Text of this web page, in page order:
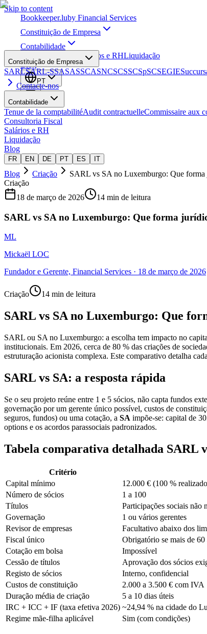
Skip to content
Bookkeeper.luby Financial Services
Constituição de Empresa
Contabilidade
Salários e RHLiquidação
Blog
PT
Constituição de Empresa
SARLSARL-SSASASSCASNCSCSSCSpSCSEGIE
Contacte-nos
Contabilidade
Tenue de la comptabilitéAudit contractuelleCommissaire aux
Consultoria Fiscal
Salários e RH
Liquidação
Blog
FR EN DE PT ES IT
Blog Criação
SARL vs SA no Luxemburgo: Que forma
Criação
18 de março de 2026
14 min de leitura
SARL vs SA no Luxemburgo: Que forma
ML
Mickaël LOC
Fundador e Gerente, Financial Services · 18 de março de 2026
Criação 14 min de leitura
SARL vs SA no Luxemburgo: Que
SARL ou SA no Luxemburgo: a escolha tem impacto no
institucionais. Em 2026, cerca de 80 % das criações de
estruturação acionista complexa. Este comparativo detalha
SARL vs SA: a resposta rápida
Se o seu projeto reúne entre 1 e 5 sócios, não capta fundos
governação por um gerente único possível, custos de
seguros, fundos) ou uma cotação, a SA impõe-se: capital de
options e os acordos parassociais padronizados.
Tabela comparativa detalhada SARL
Critério
Capital mínimo
12.000 € (100 %
Número de sócios
1 a 100
Títulos
Participações sociais não
Governação
1 ou vários gerentes
Revisor de empresas
Facultativo abaixo dos
Fiscal único
Obrigatório se mais de 60
Cotação em bolsa
Impossível
Cessão de títulos
Aprovação dos sócios
Registo de sócios
Interno, confidencial
Custos de constituição
2.000 a 3.500 € com IVA
Duração média de criação
5 a 10 dias úteis
IRC + ICC + IF (taxa efetiva 2026) ~24,94 % na cidade do
Regime mãe-filha aplicável
Sim (com condições)